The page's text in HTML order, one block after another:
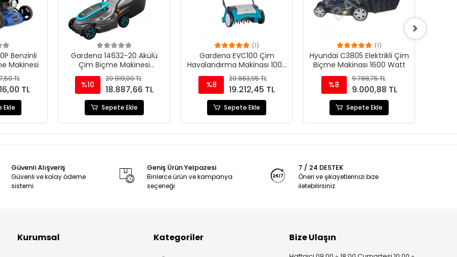
Benzinli
Makinesi
TL
TL
Ekle
Gardena 14632-20 Akülü
Çim Biçme Makinesi
PowerMax 32/18V P4A Set
%10
20.919,00 TL
18.887,66 TL
Sepete Ekle
(1)
Gardena EVC100 Çim
Havalandırma Makinası 1000
Watt
%8
20.863,95 TL
19.212,45 TL
Sepete Ekle
(1)
Hyundai C3805 Elektrikli Çim
Biçme Makinası 1600 Watt
%8
9.788,75 TL
9.000,88 TL
Sepete Ekle
Güvenli Alışveriş
Güvenli ve kolay ödeme
sistemi
Geniş Ürün Yelpazesi
Binlerce ürün ve kampanya
seçeneği
7 / 24 DESTEK
Öneri ve şikayetlerinizi bize
iletebilirsiniz.
Kurumsal Kategoriler Bize Ulaşın